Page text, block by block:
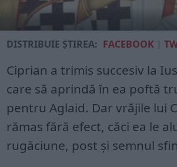
DISTRIBUIE ȘTIREA: FACEBOOK |
Ciprian a trimis succesiv la
care să aprindă în ea poftă
pentru Aglaid. Dar vrăjile lui
rămas fără efect, căci ea le
rugăciune, post și semnul